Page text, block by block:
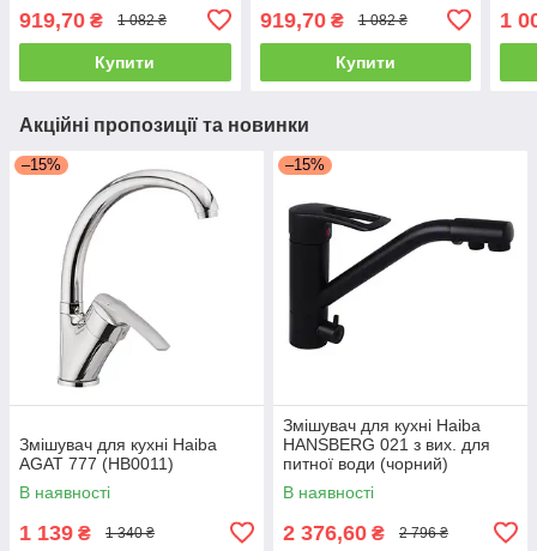
919,70 ₴ 1 082 ₴
Купити
919,70₴ 1 082 ₴
Купити
1
Акційні пропозиції та новинки
–15%
Змішувач для кухні Haiba
AGAT 777 (HB0011)
В наявності
1 139 ₴ 1 340 ₴
–15%
Змішувач для кухні Haiba
HANSBERG 021 з вих. для
питної води (чорний)
(HB3915)
В наявності
2 376,60 ₴ 2 796 ₴